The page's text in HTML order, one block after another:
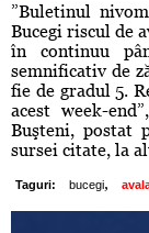
”Buletinul
Bucegi riscul de
în continuu
semnificativ de
fie de gradul 5.
acest week-
Buşteni, postat
sursei citate, la
Taguri: bucegi,